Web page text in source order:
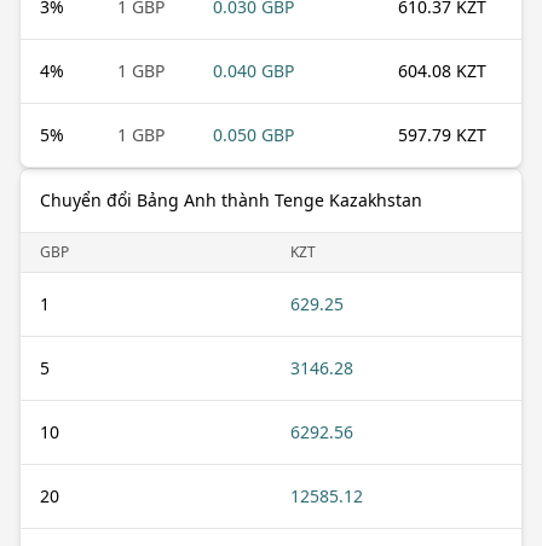
3% 1 GBP 0.030 GBP 610.37 KZT
4% 1 GBP 0.040 GBP 604.08 KZT
5% 1 GBP 0.050 GBP 597.79 KZT
Chuyển đổi Bảng Anh thành Tenge Kazakhstan
GBP KZT
1 629.25
5 3146.28
10 6292.56
20 12585.12